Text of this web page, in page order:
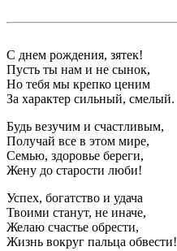
С днем рождения, зятек!
Пусть ты нам и не сынок,
Но тебя мы крепко ценим
За характер сильный, смелый.
Будь везучим и счастливым,
Получай все в этом мире,
Семью, здоровье береги,
Жену до старости люби!
Успех, богатство и удача
Твоими станут, не иначе,
Желаю счастье обрести,
Жизнь вокруг пальца обвести!